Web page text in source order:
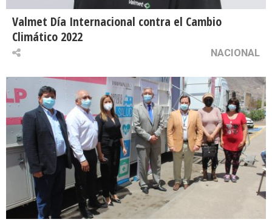
Valmet Día Internacional contra el Cambio
Climático 2022
NACIONAL